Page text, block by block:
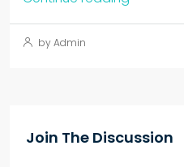
by Admin
Join The Discussion